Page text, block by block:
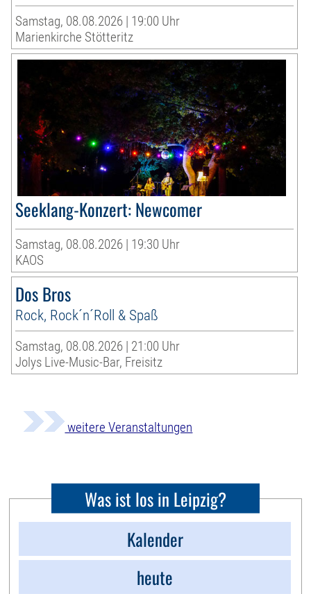
Samstag, 08.08.2026 | 19:00 Uhr
Marienkirche Stötteritz
Seeklang-Konzert: Newcomer
Samstag, 08.08.2026 | 19:30 Uhr
KAOS
Dos Bros
Rock, Rock´n´Roll & Spaß
Samstag, 08.08.2026 | 21:00 Uhr
Jolys Live-Music-Bar, Freisitz
weitere Veranstaltungen
Was ist los in Leipzig?
Kalender
heute